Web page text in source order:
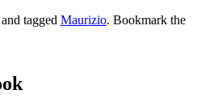
and tagged Maurizio. Bookmark the